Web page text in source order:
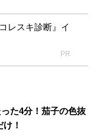
レスキ診断』イ
PR
た4分！茄子の色抜
！